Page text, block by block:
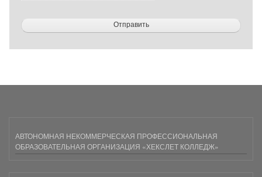
АВТОНОМНАЯ НЕКОММЕРЧЕСКАЯ ПРОФЕССИОНАЛЬНАЯ
ОБРАЗОВАТЕЛЬНАЯ ОРГАНИЗАЦИЯ «ХЕКСЛЕТ КОЛЛЕДЖ»